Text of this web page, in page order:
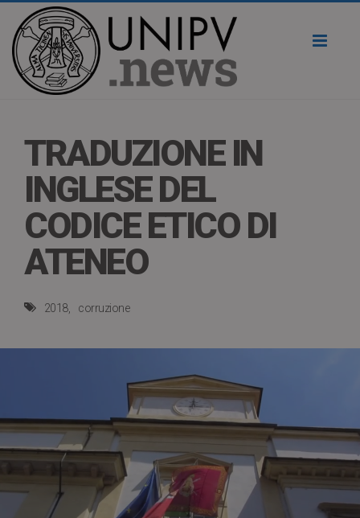
TRADUZIONE IN
INGLESE DEL
CODICE ETICO DI
ATENEO
2018 corruzione